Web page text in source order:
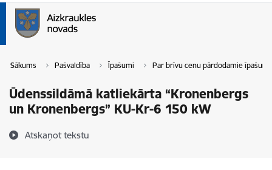
Sākums Pašvaldība Īpašumi Par brīvu cenu pārdodamie īpašumi
Ūdenssildāmā katliekārta “Kronenbergs
un Kronenbergs” KU-Kr-6 150 kW
Atskaņot tekstu